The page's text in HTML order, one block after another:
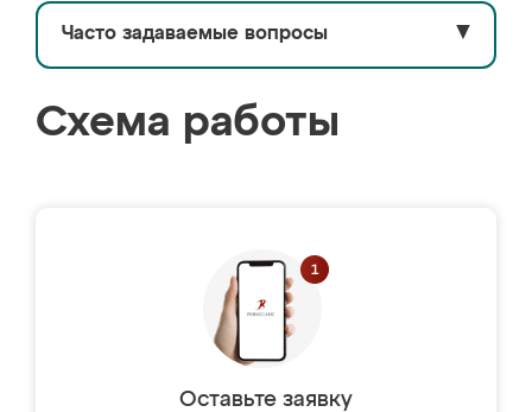
Часто задаваемые вопросы ▼
Схема работы
Оставьте заявку